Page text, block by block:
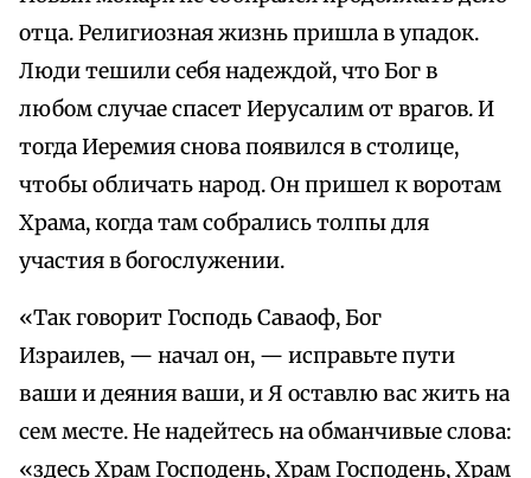
отца. Религиозная жизнь пришла в упадок.
Люди тешили себя надеждой, что Бог в
любом случае спасет Иерусалим от врагов. И
тогда Иеремия снова появился в столице,
чтобы обличать народ. Он пришел к воротам
Храма, когда там собрались толпы для
участия в богослужении.
«Так говорит Господь Саваоф, Бог
Израилев, — начал он, — исправьте пути
ваши и деяния ваши, и Я оставлю вас жить на
сем месте. Не надейтесь на обманчивые слова:
«здесь Храм Господень, Храм Господень, Храм